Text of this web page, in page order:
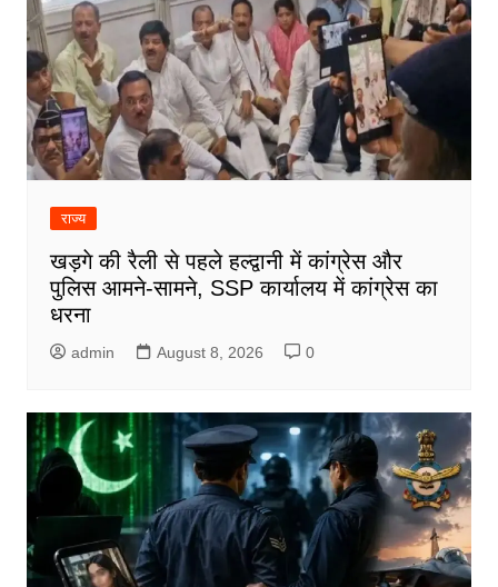
राज्य
खड़गे की रैली से पहले हल्द्वानी में कांग्रेस और
पुलिस आमने-सामने, SSP कार्यालय में कांग्रेस का
धरना
admin August 8, 2026 0